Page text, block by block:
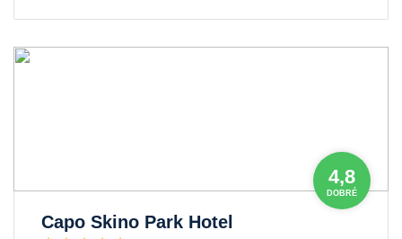
4,8
DOBRÉ
Capo Skino Park Hotel